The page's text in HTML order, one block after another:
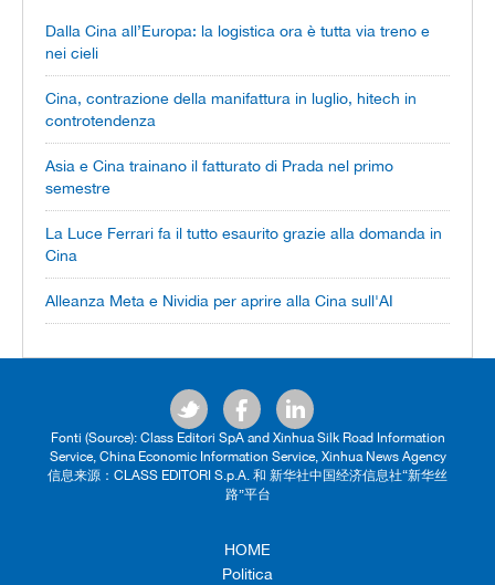
Dalla Cina all’Europa: la logistica ora è tutta via treno e
nei cieli
Cina, contrazione della manifattura in luglio, hitech in
controtendenza
Asia e Cina trainano il fatturato di Prada nel primo
semestre
La Luce Ferrari fa il tutto esaurito grazie alla domanda in
Cina
Alleanza Meta e Nividia per aprire alla Cina sull'AI
Fonti (Source): Class Editori SpA and Xinhua Silk Road Information
Service, China Economic Information Service, Xinhua News Agency
信息来源：CLASS EDITORI S.p.A. 和 新华社中国经济信息社“新华丝
路”平台
HOME
Politica